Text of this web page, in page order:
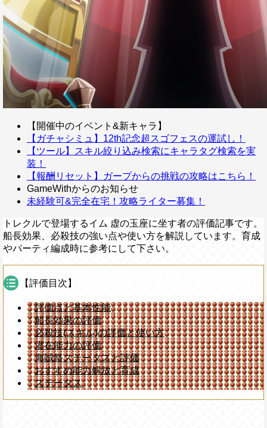
【開催中のイベント&新キャラ】
【ガチャシミュ】12th記念超スゴフェスの運試し！
【ツール】スキル絞り込み検索にキャラタグ検索を実
装！
【報酬リセット】ガープからの挑戦の攻略はこちら！
GameWithからのお知らせ
未経験可&完全在宅！攻略ライター募集！
トレクルで登場するイム 虚の玉座に坐す者の評価記事です。
船長効果、必殺技の強い点や使い方を解説しています。育成
やパーティ編成時に参考にして下さい。
【評価目次】
評価点と基本性能
船長効果の評価
必殺技(スキル)の評価と使い方
潜在能力の評価
海賊祭ステータスと評価
おすすめ能力解放と育成
ステータス